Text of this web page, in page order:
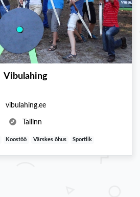
Vibulahing
vibulahing.ee
Tallinn
Koostöö Värskes õhus Sportlik